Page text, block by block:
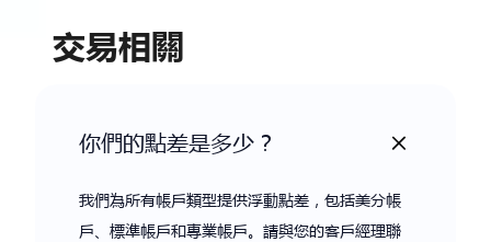
交易相關
你們的點差是多少？
我們為所有帳戶類型提供浮動點差，包括美分帳
戶、標準帳戶和專業帳戶。請與您的客戶經理聯